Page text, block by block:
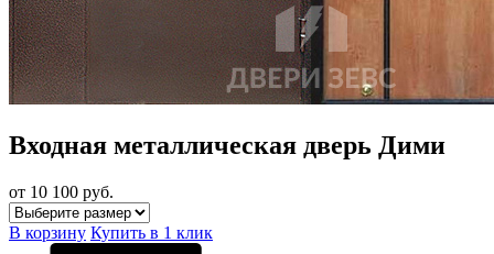
Входная металлическая дверь Дими
от 10 100 руб.
В корзину Купить в 1 клик